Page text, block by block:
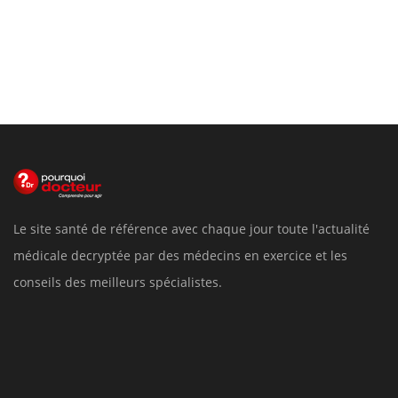
Le site santé de référence avec chaque jour toute l'actualité
médicale decryptée par des médecins en exercice et les
conseils des meilleurs spécialistes.